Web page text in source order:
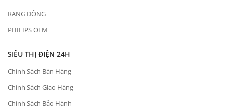
RẠNG ĐÔNG
PHILIPS OEM
SIÊU THỊ ĐIỆN 24H
Chính Sách Bán Hàng
Chính Sách Giao Hàng
Chính Sách Bảo Hành